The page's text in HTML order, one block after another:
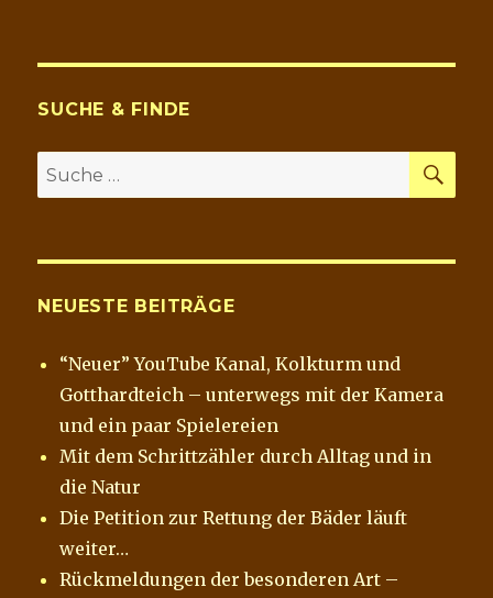
SUCHE & FINDE
Suche
nach:
NEUESTE BEITRÄGE
“Neuer” YouTube Kanal, Kolkturm und
Gotthardteich – unterwegs mit der Kamera
und ein paar Spielereien
Mit dem Schrittzähler durch Alltag und in
die Natur
Die Petition zur Rettung der Bäder läuft
weiter…
Rückmeldungen der besonderen Art –